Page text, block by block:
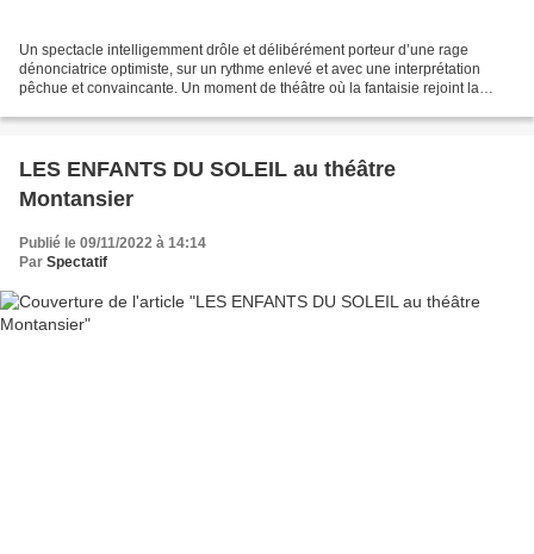
Un spectacle intelligemment drôle et délibérément porteur d’une rage
dénonciatrice optimiste, sur un rythme enlevé et avec une interprétation
pêchue et convaincante. Un moment de théâtre où la fantaisie rejoint la
LES ENFANTS DU SOLEIL au théâtre
Montansier
Publié le 09/11/2022 à 14:14
Par Spectatif